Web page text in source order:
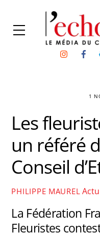
content
Menu
1
Les
un référé
Conseil
PHILIPPE MAUREL
La Fédération
Fleuristes